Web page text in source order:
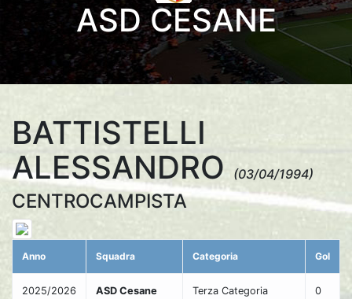
ASD CESANE
BATTISTELLI
ALESSANDRO
(03/04/1994)
CENTROCAMPISTA
Anno Squadra Categoria Gol
2025/2026 ASD Cesane
Terza Categoria
0